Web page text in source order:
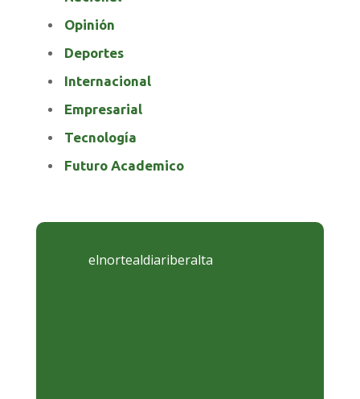
Opinión
Deportes
Internacional
Empresarial
Tecnología
Futuro Academico
elnortealdiariberalta